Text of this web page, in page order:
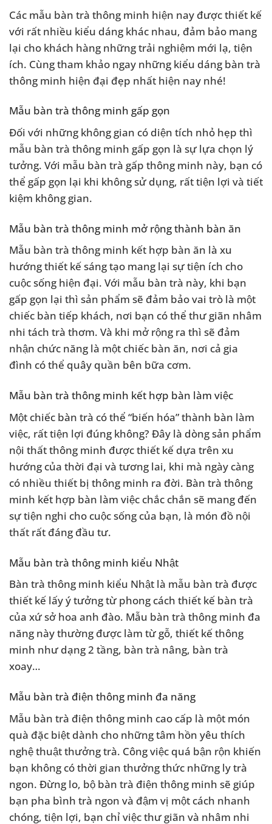
Các mẫu bàn trà thông minh hiện nay được thiết kế
với rất nhiều kiểu dáng khác nhau, đảm bảo mang
lại cho khách hàng những trải nghiệm mới lạ, tiện
ích. Cùng tham khảo ngay những kiểu dáng bàn trà
thông minh hiện đại đẹp nhất hiện nay nhé!
Mẫu bàn trà thông minh gấp gọn
Đối với những không gian có diện tích nhỏ hẹp thì
mẫu bàn trà thông minh gấp gọn là sự lựa chọn lý
tưởng. Với mẫu bàn trà gấp thông minh này, bạn có
thể gấp gọn lại khi không sử dụng, rất tiện lợi và tiết
kiệm không gian.
Mẫu bàn trà thông minh mở rộng thành bàn ăn
Mẫu bàn trà thông minh kết hợp bàn ăn là xu
hướng thiết kế sáng tạo mang lại sự tiện ích cho
cuộc sống hiện đại. Với mẫu bàn trà này, khi bạn
gấp gọn lại thì sản phẩm sẽ đảm bảo vai trò là một
chiếc bàn tiếp khách, nơi bạn có thể thư giãn nhâm
nhi tách trà thơm. Và khi mở rộng ra thì sẽ đảm
nhận chức năng là một chiếc bàn ăn, nơi cả gia
đình có thể quây quần bên bữa cơm.
Mẫu bàn trà thông minh kết hợp bàn làm việc
Một chiếc bàn trà có thể “biến hóa” thành bàn làm
việc, rất tiện lợi đúng không? Đây là dòng sản phẩm
nội thất thông minh được thiết kế dựa trên xu
hướng của thời đại và tương lai, khi mà ngày càng
có nhiều thiết bị thông minh ra đời. Bàn trà thông
minh kết hợp bàn làm việc chắc chắn sẽ mang đến
sự tiện nghi cho cuộc sống của bạn, là món đồ nội
thất rất đáng đầu tư.
Mẫu bàn trà thông minh kiểu Nhật
Bàn trà thông minh kiểu Nhật là mẫu bàn trà được
thiết kế lấy ý tưởng từ phong cách thiết kế bàn trà
của xứ sở hoa anh đào. Mẫu bàn trà thông minh đa
năng này thường được làm từ gỗ, thiết kế thông
minh như dạng 2 tầng, bàn trà nâng, bàn trà
xoay…
Mẫu bàn trà điện thông minh đa năng
Mẫu bàn trà điện thông minh cao cấp là một món
quà đặc biệt dành cho những tâm hồn yêu thích
nghệ thuật thưởng trà. Công việc quá bận rộn khiến
bạn không có thời gian thưởng thức những ly trà
ngon. Đừng lo, bộ bàn trà điện thông minh sẽ giúp
bạn pha bình trà ngon và đậm vị một cách nhanh
chóng, tiện lợi, bạn chỉ việc thư giãn và nhâm nhi